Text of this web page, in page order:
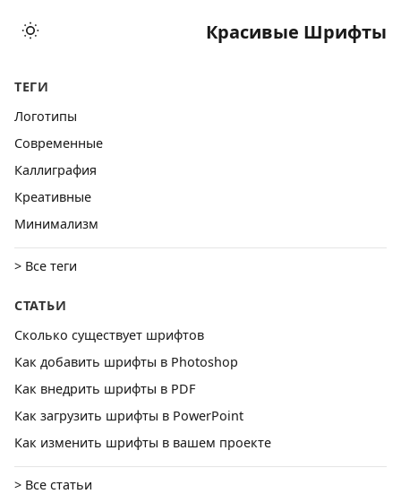
Красивые Шрифты
ТЕГИ
Логотипы
Cовременные
Каллиграфия
Креативные
Минимализм
> Все теги
СТАТЬИ
Сколько существует шрифтов
Как добавить шрифты в Photoshop
Как внедрить шрифты в PDF
Как загрузить шрифты в PowerPoint
Как изменить шрифты в вашем проекте
> Все статьи